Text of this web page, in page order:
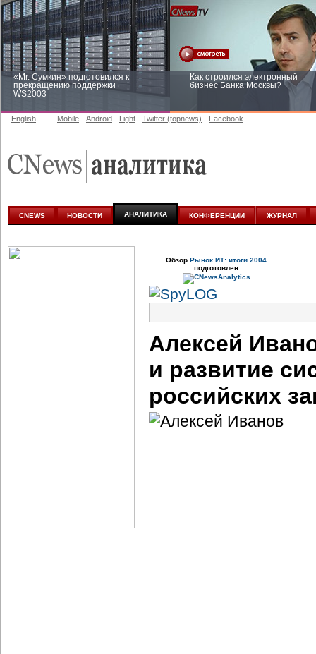
«Mr. Сумкин» подготовился к
прекращению поддержки
WS2003
Как строился электронный
бизнес Банка Москвы?
аналитике
English Mobile Android Light Twitter (topnews) Facebook
CNEWS НОВОСТИ АНАЛИТИКА КОНФЕРЕНЦИИ ЖУРНАЛ
Обзор Рынок ИТ: итоги 2004
подготовлен
Алексей
и развитие
российских